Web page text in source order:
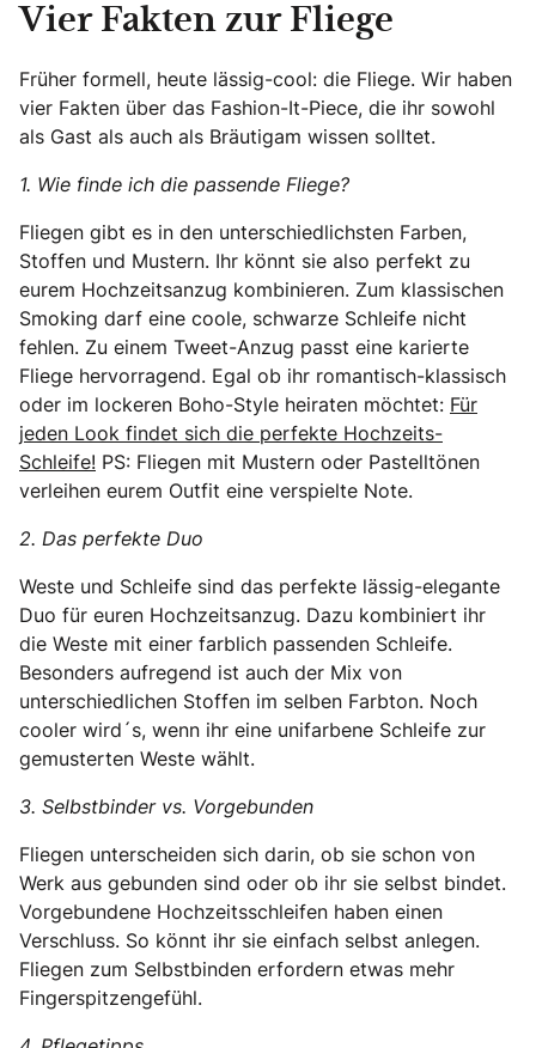
Vier Fakten zur Fliege
Früher formell, heute lässig-cool: die Fliege. Wir haben
vier Fakten über das Fashion-It-Piece, die ihr sowohl
als Gast als auch als Bräutigam wissen solltet.
1. Wie finde ich die passende Fliege?
Fliegen gibt es in den unterschiedlichsten Farben,
Stoffen und Mustern. Ihr könnt sie also perfekt zu
eurem Hochzeitsanzug kombinieren. Zum klassischen
Smoking darf eine coole, schwarze Schleife nicht
fehlen. Zu einem Tweet-Anzug passt eine karierte
Fliege hervorragend. Egal ob ihr romantisch-klassisch
oder im lockeren Boho-Style heiraten möchtet: Für
jeden Look findet sich die perfekte Hochzeits-
Schleife! PS: Fliegen mit Mustern oder Pastelltönen
verleihen eurem Outfit eine verspielte Note.
2. Das perfekte Duo
Weste und Schleife sind das perfekte lässig-elegante
Duo für euren Hochzeitsanzug. Dazu kombiniert ihr
die Weste mit einer farblich passenden Schleife.
Besonders aufregend ist auch der Mix von
unterschiedlichen Stoffen im selben Farbton. Noch
cooler wird´s, wenn ihr eine unifarbene Schleife zur
gemusterten Weste wählt.
3. Selbstbinder vs. Vorgebunden
Fliegen unterscheiden sich darin, ob sie schon von
Werk aus gebunden sind oder ob ihr sie selbst bindet.
Vorgebundene Hochzeitsschleifen haben einen
Verschluss. So könnt ihr sie einfach selbst anlegen.
Fliegen zum Selbstbinden erfordern etwas mehr
Fingerspitzengefühl.